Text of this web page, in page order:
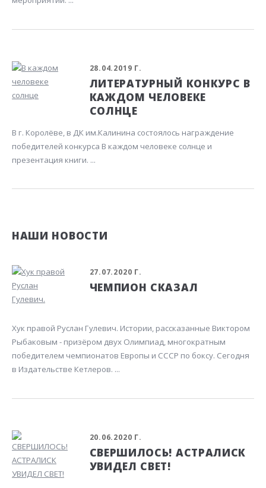
28.04.2019 Г.
ЛИТЕРАТУРНЫЙ КОНКУРС В
КАЖДОМ ЧЕЛОВЕКЕ
СОЛНЦЕ
В г. Королёве, в ДК им.Калинина состоялось награждение
победителей конкурса В каждом человеке солнце и
презентация книги. ...
НАШИ НОВОСТИ
27.07.2020 Г.
ЧЕМПИОН СКАЗАЛ
Хук правой Руслан Гулевич. Истории, рассказанные Виктором
Рыбаковым - призёром двух Олимпиад, многократным
победителем чемпионатов Европы и СССР по боксу. Сегодня
в Издательстве Кетлеров. ...
20.06.2020 Г.
СВЕРШИЛОСЬ! АСТРАЛИСК
УВИДЕЛ СВЕТ!